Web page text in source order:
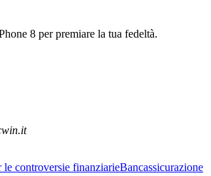
8 per premiare la tua fedeltà.
controversie finanziarieBancassicurazione